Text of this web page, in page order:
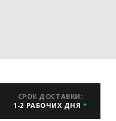
СРОК ДОСТАВКИ:
1-2 РАБОЧИХ ДНЯ*